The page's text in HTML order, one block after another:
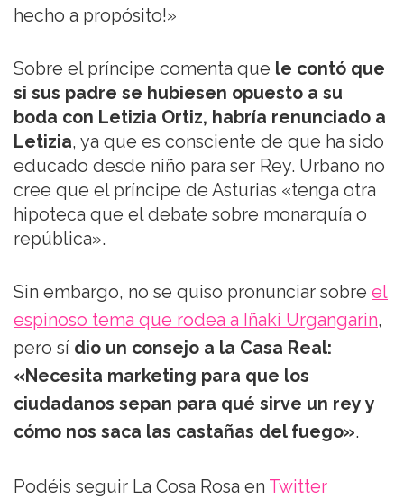
hecho a propósito!»
Sobre el príncipe comenta que le contó que
si sus padre se hubiesen opuesto a su
boda con Letizia Ortiz, habría renunciado a
Letizia, ya que es consciente de que ha sido
educado desde niño para ser Rey. Urbano no
cree que el príncipe de Asturias «tenga otra
hipoteca que el debate sobre monarquía o
república».
Sin embargo, no se quiso pronunciar sobre el
espinoso tema que rodea a Iñaki Urgangarin,
pero sí dio un consejo a la Casa Real:
«Necesita marketing para que los
ciudadanos sepan para qué sirve un rey y
cómo nos saca las castañas del fuego».
Podéis seguir La Cosa Rosa en Twitter